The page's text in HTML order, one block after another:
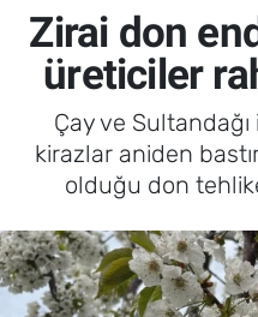
Zirai don
üreticiler
Çay ve
kirazlar aniden
olduğu don